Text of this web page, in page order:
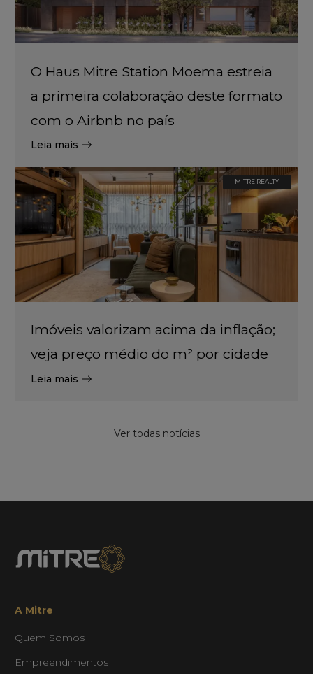
O Haus Mitre Station Moema estreia
a primeira colaboração deste formato
com o Airbnb no país
Leia mais
MITRE REALTY
Imóveis valorizam acima da inflação;
veja preço médio do m² por cidade
Leia mais
Ver todas notícias
A Mitre
Quem Somos
Empreendimentos